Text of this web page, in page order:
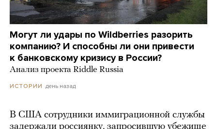
Могут ли удары по Wildberries разорить
компанию? И способны ли они привести
к банковскому кризису в России?
Анализ проекта Riddle Russia
ИСТОРИИ день назад
В США сотрудники иммиграционной службы
задержали россиянку, запросившую убежище